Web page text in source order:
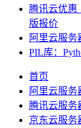
腾讯云优惠
版报价
阿里云服务
PIL库：
首页
阿里云服务
腾讯云服务
京东云服务